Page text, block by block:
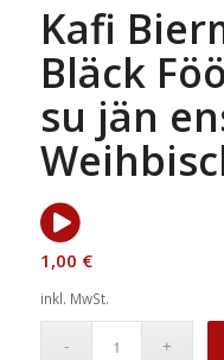
Kafi
Bläck
su jän
1,00 €
inkl. MwSt.